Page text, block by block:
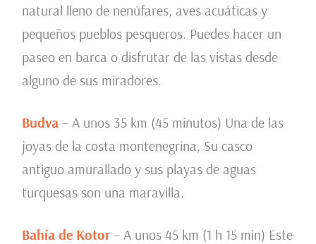
natural lleno de nenúfares, aves acuáticas y
pequeños pueblos pesqueros. Puedes hacer un
paseo en barca o disfrutar de las vistas desde
alguno de sus miradores.
Budva – A unos 35 km (45 minutos) Una de las
joyas de la costa montenegrina, Su casco
antiguo amurallado y sus playas de aguas
turquesas son una maravilla.
Bahía de Kotor– A unos 45 km (1 h 15 min) Este